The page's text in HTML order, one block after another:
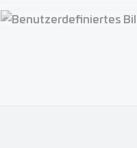
Benutzerdefiniertes Bild 2